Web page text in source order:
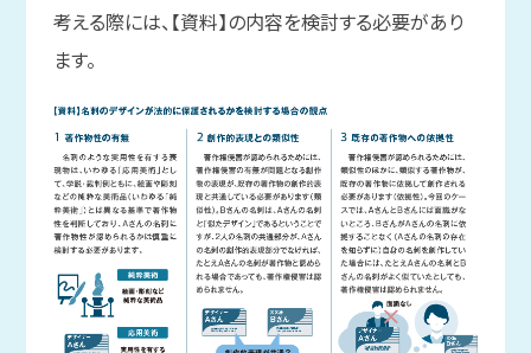
考える際には、【資料】の内容を検討する必要があり
ます。